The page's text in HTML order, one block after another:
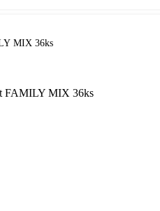
FIRST AID by FIXAplast FAMILY MIX 36ks